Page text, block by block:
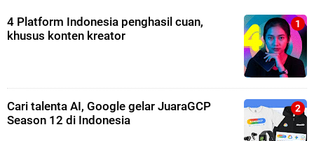
4 Platform Indonesia penghasil cuan,
khusus konten kreator
Cari talenta AI, Google gelar JuaraGCP
Season 12 di Indonesia